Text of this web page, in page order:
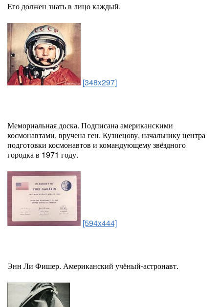
Его должен знать в лицо каждый.
[348x297]
Мемориальная доска. Подписана американскими
космонавтами, вручена ген. Кузнецову, начальнику центра
подготовки космонавтов и командующему звёздного
городка в 1971 году.
[594x444]
Энн Ли Фишер. Американский учёный-астронавт.